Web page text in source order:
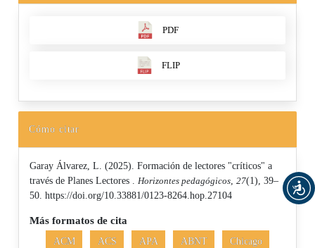
PDF
FLIP
Cómo citar
Garay Álvarez, L. (2025). Formación de lectores "críticos" a
través de Planes Lectores . Horizontes pedagógicos ,27(1), 39–
50. https://doi.org/10.33881/0123-8264.hop.27104
Más formatos de cita
ACM ACS APA ABNT Chicago